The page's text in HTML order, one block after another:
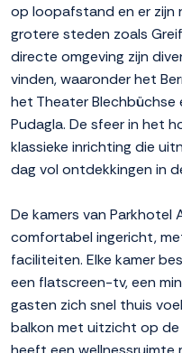
op loopafstand en er zijn
grotere steden zoals
directe omgeving zijn
vinden, waaronder het
het Theater Blechbüchse
Pudagla. De sfeer in het
klassieke inrichting die
dag vol ontdekkingen in
De kamers van Parkhotel
comfortabel ingericht,
faciliteiten. Elke kamer
een flatscreen-tv, een
gasten zich snel thuis
balkon met uitzicht op